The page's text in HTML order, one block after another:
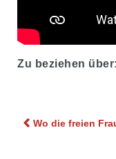
Zu beziehen über:
Wo die freien